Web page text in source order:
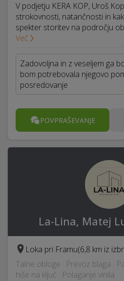
V podjetju KERA KOP, Uroš
strokovnosti, natančnosti in
spekter storitev na področju
Več
Zadovoljna in z veseljem ga
bom potrebovala njegovo
posredovanje
POVPRAŠEVANJE
La-Lina, Matej
Loka pri Framu(6,8 km iz
Talne obloge · Prevoz blaga ·
hiše na ključ · Polaganje vinila